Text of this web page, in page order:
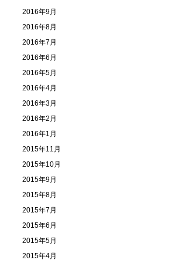
2016年9月
2016年8月
2016年7月
2016年6月
2016年5月
2016年4月
2016年3月
2016年2月
2016年1月
2015年11月
2015年10月
2015年9月
2015年8月
2015年7月
2015年6月
2015年5月
2015年4月